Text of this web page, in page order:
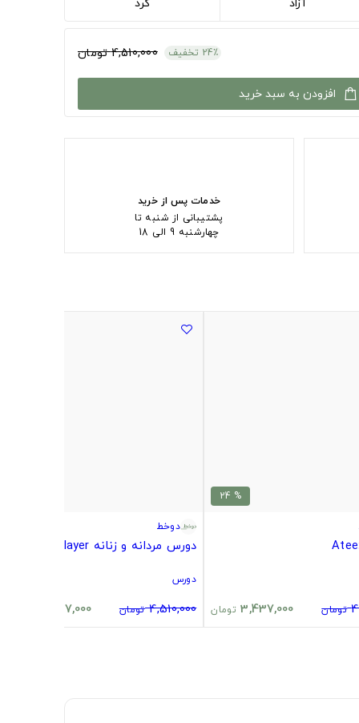
24٪ تخفیف 4,510,000 تومان
افزودن به سبد خرید
خدمات پس از خرید
پشتیبانی از شنبه تا
چهارشنبه 9 الی 18
% 24
تومان 3,437,000 تومان
دوخط
دورس مردانه و زنانه demon slayer
دورس
4,510,000 تومان 3,437,000